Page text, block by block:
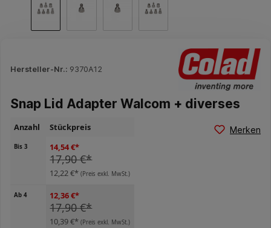
Hersteller-Nr.: 9370A12
Snap Lid Adapter Walcom + diverses
Anzahl Stückpreis
Bis3 14,54 €*
17,90 €*
12,22 €*(Preis exkl. MwSt.)
Ab4 12,36 €*
17,90 €*
10,39 €*(Preis exkl. MwSt.)
Merken